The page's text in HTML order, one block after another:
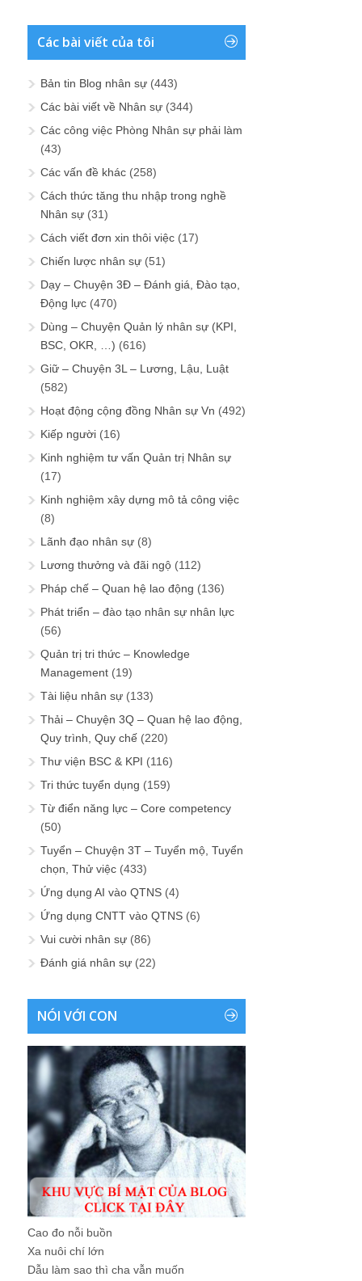
Các bài viết của tôi
Bản tin Blog nhân sự (443)
Các bài viết về Nhân sự (344)
Các công việc Phòng Nhân sự phải làm
(43)
Các vấn đề khác (258)
Cách thức tăng thu nhập trong nghề
Nhân sự (31)
Cách viết đơn xin thôi việc (17)
Chiến lược nhân sự (51)
Dạy – Chuyện 3Đ – Đánh giá, Đào tạo,
Động lực (470)
Dùng – Chuyện Quản lý nhân sự (KPI,
BSC, OKR, …) (616)
Giữ – Chuyện 3L – Lương, Lậu, Luật
(582)
Hoạt động cộng đồng Nhân sự Vn (492)
Kiếp người (16)
Kinh nghiệm tư vấn Quản trị Nhân sự
(17)
Kinh nghiệm xây dựng mô tả công việc
(8)
Lãnh đạo nhân sự (8)
Lương thưởng và đãi ngộ (112)
Pháp chế – Quan hệ lao động (136)
Phát triển – đào tạo nhân sự nhân lực
(56)
Quản trị tri thức – Knowledge
Management (19)
Tài liệu nhân sự (133)
Thải – Chuyện 3Q – Quan hệ lao động,
Quy trình, Quy chế (220)
Thư viện BSC & KPI (116)
Tri thức tuyển dụng (159)
Từ điển năng lực – Core competency
(50)
Tuyển – Chuyện 3T – Tuyển mộ, Tuyển
chọn, Thử việc (433)
Ứng dụng AI vào QTNS (4)
Ứng dụng CNTT vào QTNS (6)
Vui cười nhân sự (86)
Đánh giá nhân sự (22)
NÓI VỚI CON
Cao đo nỗi buồn
Xa nuôi chí lớn
Dẫu làm sao thì cha vẫn muốn